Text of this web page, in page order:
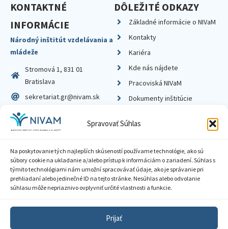
Spravovať Súhlas
Na poskytovanie tých najlepších skúseností používame technológie, ako sú
súbory cookie na ukladanie a/alebo prístup k informáciám o zariadení. Súhlas s
týmito technológiami nám umožní spracovávať údaje, ako je správanie pri
prehliadaní alebo jedinečné ID na tejto stránke. Nesúhlas alebo odvolanie
súhlasu môže nepriaznivo ovplyvniť určité vlastnosti a funkcie.
Prijať
KONTAKTNÉ
INFORMÁCIE
Národný inštitút vzdelávania a
mládeže
Stromová 1, 831 01
Bratislava
sekretariat.gr@nivam.sk
IČO: 00164348
DIČ: 2020798714
DÔLEŽITÉ ODKAZY
Základné informácie o NIVaM
Kontakty
Kariéra
Kde nás nájdete
Pracoviská NIVaM
Dokumenty inštitúcie
Zásady ochrany súkromia
Sprístupnenie informácií